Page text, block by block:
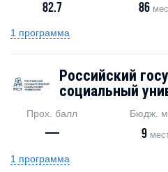
82.7 86
1 программа
Российский
социальный
Прох. балл
—
Бюдж.
9
1 программа